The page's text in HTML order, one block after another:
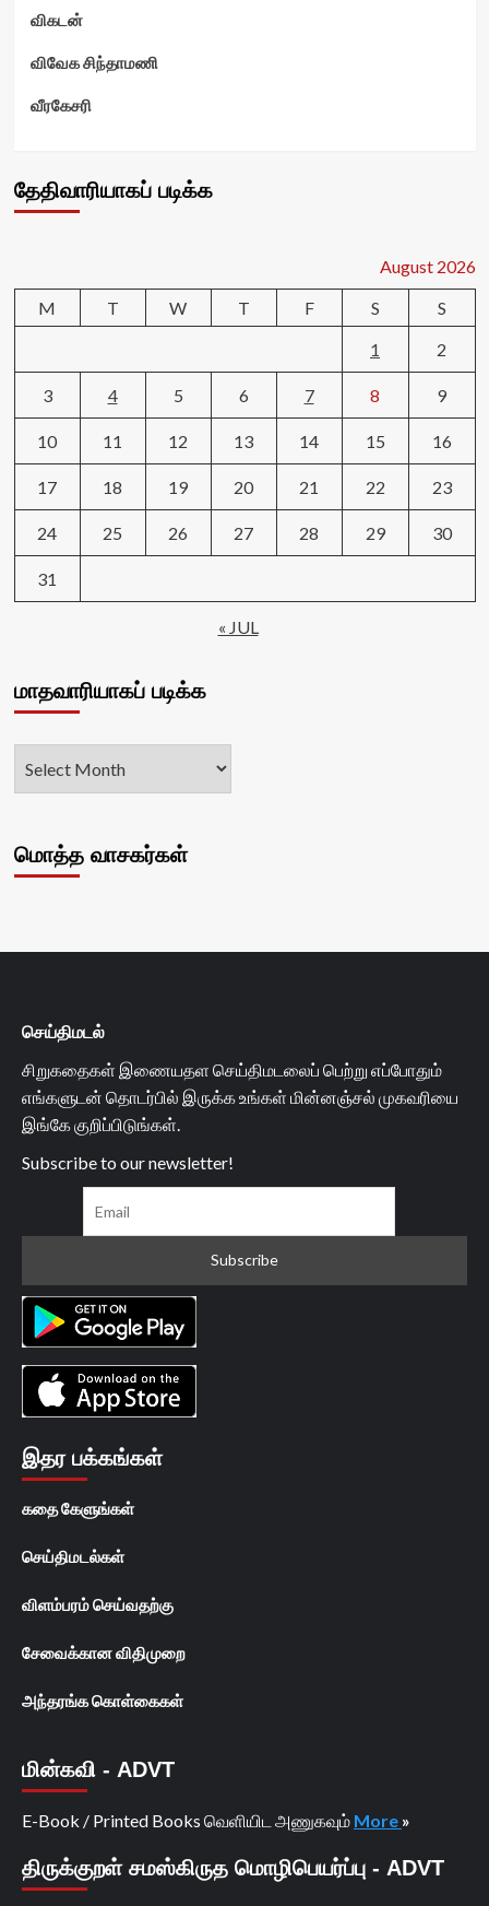
விகடன்
விவேக சிந்தாமணி
வீரகேசரி
தேதிவாரியாகப் படிக்க
August 2026
M
T W T F S
S
1
2
3 4 5 6 7 8 9
10 11 12 13 14 15 16
17 18 19 20 21 22 23
24 25 26 27 28 29 30
31
« JUL
மாதவாரியாகப் படிக்க
மொத்த வாசகர்கள்
செய்திமடல்
சிறுகதைகள் இணையதள செய்திமடலைப் பெற்று எப்போதும்
எங்களுடன் தொடர்பில் இருக்க உங்கள் மின்னஞ்சல் முகவரியை
இங்கே குறிப்பிடுங்கள்.
Subscribe to our newsletter!
இதர பக்கங்கள்
கதை கேளுங்கள்
செய்திமடல்கள்
விளம்பரம் செய்வதற்கு
சேவைக்கான விதிமுறை
அந்தரங்க கொள்கைகள்
மின்கவி - ADVT
E-Book / Printed Books வெளியிட அணுகவும் More »
திருக்குறள் சமஸ்கிருத மொழிபெயர்ப்பு - ADVT